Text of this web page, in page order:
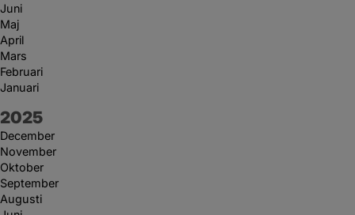
Juni
Maj
April
Mars
Februari
Januari
År:
2025
December
November
Oktober
September
Augusti